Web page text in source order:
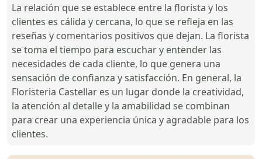
La relación que se establece entre la florista y los
clientes es cálida y cercana, lo que se refleja en las
reseñas y comentarios positivos que dejan. La florista
se toma el tiempo para escuchar y entender las
necesidades de cada cliente, lo que genera una
sensación de confianza y satisfacción. En general, la
Floristeria Castellar es un lugar donde la creatividad,
la atención al detalle y la amabilidad se combinan
para crear una experiencia única y agradable para los
clientes.